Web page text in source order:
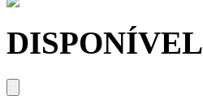
DISPONÍVEL